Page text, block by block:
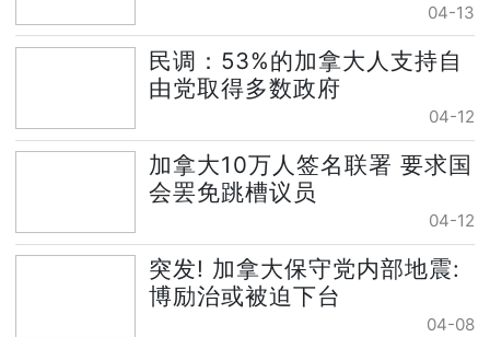
04-13
民调：53%的加拿大人支持自
由党取得多数政府
04-12
加拿大10万人签名联署 要求国
会罢免跳槽议员
04-12
突发! 加拿大保守党内部地震:
博励治或被迫下台
04-08